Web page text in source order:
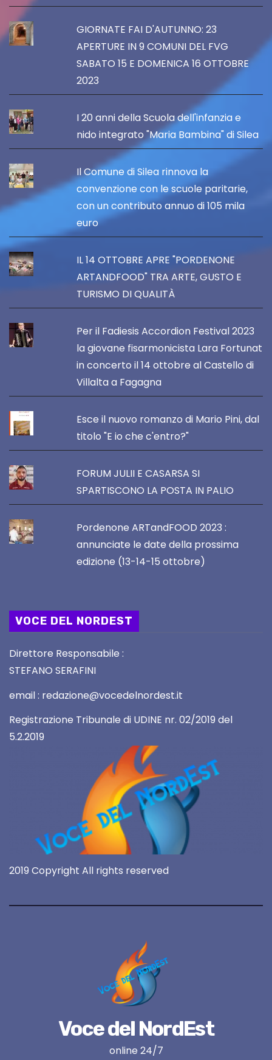
GIORNATE FAI D'AUTUNNO: 23
APERTURE IN 9 COMUNI DEL FVG
SABATO 15 E DOMENICA 16 OTTOBRE
2023
I 20 anni della Scuola dell'infanzia e
nido integrato "Maria Bambina" di Silea
Il Comune di Silea rinnova la
convenzione con le scuole paritarie,
con un contributo annuo di 105 mila
euro
IL 14 OTTOBRE APRE "PORDENONE
ARTANDFOOD" TRA ARTE, GUSTO E
TURISMO DI QUALITÀ
Per il Fadiesis Accordion Festival 2023
la giovane fisarmonicista Lara Fortunat
in concerto il 14 ottobre al Castello di
Villalta a Fagagna
Esce il nuovo romanzo di Mario Pini, dal
titolo "E io che c'entro?"
FORUM JULII E CASARSA SI
SPARTISCONO LA POSTA IN PALIO
Pordenone ARTandFOOD 2023 :
annunciate le date della prossima
edizione (13-14-15 ottobre)
VOCE DEL NORDEST
Direttore Responsabile :
STEFANO SERAFINI
email : redazione@vocedelnordest.it
Registrazione Tribunale di UDINE nr. 02/2019 del
5.2.2019
2019 Copyright All rights reserved
Voce del NordEst
online 24/7